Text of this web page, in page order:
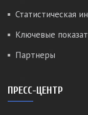
Статистическая
Ключевые
Партнеры
ПРЕСС-ЦЕНТР